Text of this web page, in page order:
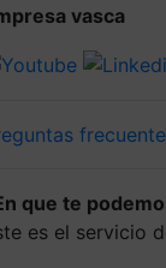
vasca
que te
es el servicio